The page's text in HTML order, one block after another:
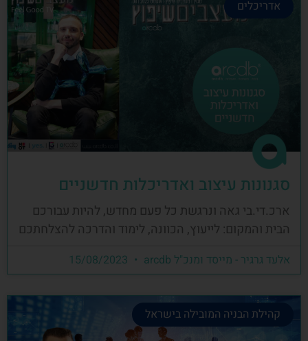
אדריכלים
סגנונות עיצוב ואדריכלות חדשניים
ארכ.די.בי גאה ונרגשת כל פעם מחדש, להיות עבורכם
הבית והמקום: לייעוץ, הכוונה, לימוד והדרכה להצלחתכם
אלעד גרגיר - מייסד ומנכ"ל arcdb
קהילת הבניה המובילה בישראל